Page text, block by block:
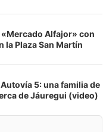
«Mercado Alfajor» con
la Plaza San Martín
5: una familia de
de Jáuregui (video)